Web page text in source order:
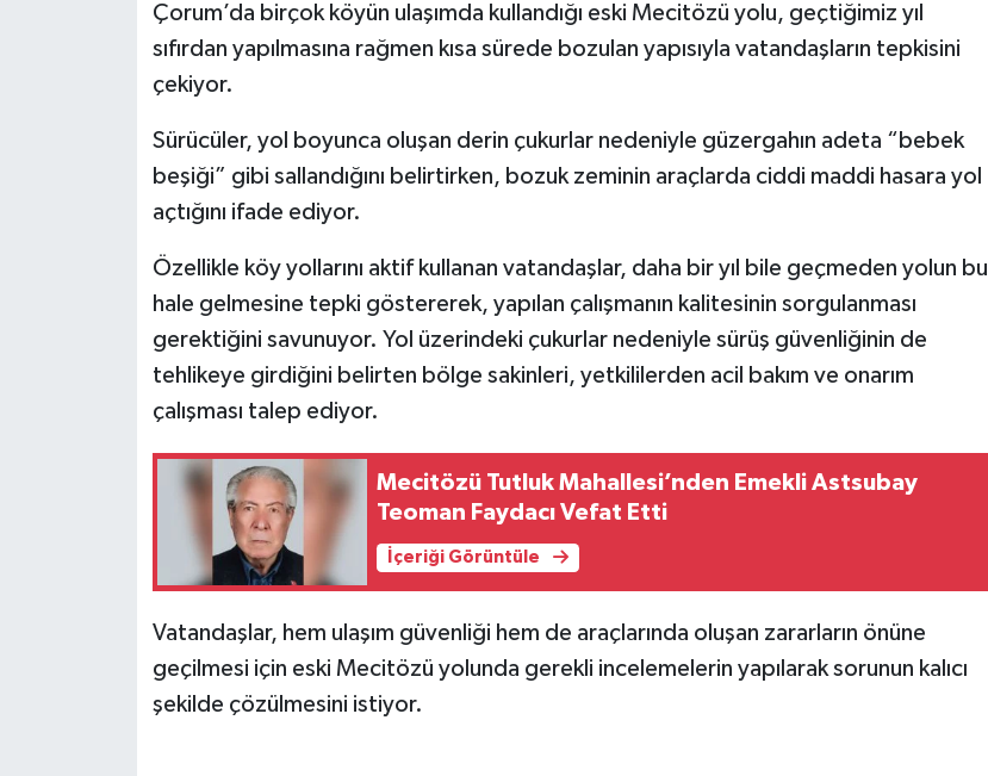
Çorum’da birçok köyün ulaşımda kullandığı eski Mecitözü yolu, geçtiğimiz yıl
sıfırdan yapılmasına rağmen kısa sürede bozulan yapısıyla vatandaşların tepkisini
çekiyor.
Sürücüler, yol boyunca oluşan derin çukurlar nedeniyle güzergahın adeta “bebek
beşiği” gibi sallandığını belirtirken, bozuk zeminin araçlarda ciddi maddi hasara yol
açtığını ifade ediyor.
Özellikle köy yollarını aktif kullanan vatandaşlar, daha bir yıl bile geçmeden yolun bu
hale gelmesine tepki göstererek, yapılan çalışmanın kalitesinin sorgulanması
gerektiğini savunuyor. Yol üzerindeki çukurlar nedeniyle sürüş güvenliğinin de
tehlikeye girdiğini belirten bölge sakinleri, yetkililerden acil bakım ve onarım
çalışması talep ediyor.
Mecitözü Tutluk Mahallesi’nden Emekli Astsubay
Teoman Faydacı Vefat Etti
İçeriği Görüntüle
Vatandaşlar, hem ulaşım güvenliği hem de araçlarında oluşan zararların önüne
geçilmesi için eski Mecitözü yolunda gerekli incelemelerin yapılarak sorunun kalıcı
şekilde çözülmesini istiyor.